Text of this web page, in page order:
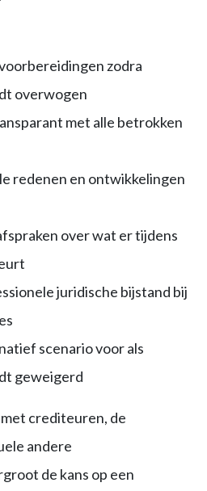
zodra
overwogen
met alle betrokken
redenen en ontwikkelingen
over wat er tijdens
juridische bijstand bij
scenario voor als
geweigerd
crediteuren, de
andere
de kans op een